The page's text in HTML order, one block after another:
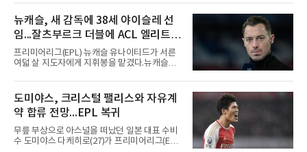
컵 리그 페이즈 1차전 치바스 과달라하라(멕시
코)전에 선발 출전했으나 공격포인트 없이 후반
41분 타일러 보이드와 교체됐다. 이날 골을 넣었
다면 공식전 5경기 연속 득점이었다. 다만 메이
저리그사커(MLS)에서 이어온 4경기 연속골 기
록은 유지된다.경기는 팽팽했다. 전반 38분 다비
드 마르티네스의 땅볼 크로스를 드니 부앙가가
으로 골대 오른쪽 하단을 찔러 균형을 맞췄다.승
부는 승부차기로 갈렸다. LAFC는
뉴캐슬, 새 감독에 38세 야이슬레 선
임...잘츠부르크 더블에 ACL 엘리트 2
연패 경력
프리미어리그(EPL) 뉴캐슬 유나이티드가 서른
여덟 살 지도자에게 지휘봉을 맡겼다.뉴캐슬은
임을 발표했다. 그는 스페인 라망가에서 진행 중
인 프리시즌 캠프에 곧바로 합류했다. 구단은 유
럽 축구계에서 가장 촉망받는 젊은 감독을 데려
왔다고 밝혔다.이력은 이른 나이에 쌓였다. 서른
셋이던 2021년 오스트리아 레드불 잘츠부르크
사령탑에 올라 첫 시즌 리그와 컵대회를 동시에
제패했고, 구단 역사상 처음으로 팀을 유럽축구
도미야스, 크리스털 팰리스와 자유계
약 합류 전망...EPL 복귀
무릎 부상으로 아스널을 떠났던 일본 대표 수비
수 도미야스 다케히로(27)가 프리미어리그(EPL)